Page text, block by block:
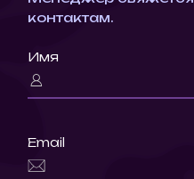
контактам.
Имя
Email